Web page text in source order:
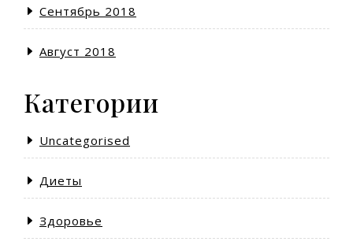
Сентябрь 2018
Август 2018
Категории
Uncategorised
Диеты
Здоровье